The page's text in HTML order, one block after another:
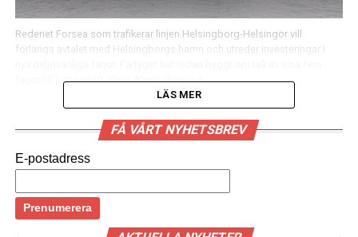
Rederiet Forsea som trafikerar linjen Helsingborg-Helsingör vill
förlänga avtalet med Helsingborgs hamn och utreder investeringar i
färjor till batteridrift. Foto: News Øresund
Rederiet Forsea, tidigare HH-Ferries, vill förlänga
avtalet med Helsingborgs hamn och utreder
uppger rederiets vd Johan Röstin till
LÄS MER
FÅ VÅRT NYHETSBREV
E-postadress